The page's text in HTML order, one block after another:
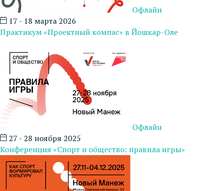
Офлайн
17 - 18 марта 2026
Практикум «Проектный компас» в Йошкар-Оле
Офлайн
27 - 28 ноября 2025
Конференция «Спорт и общество: правила игры»